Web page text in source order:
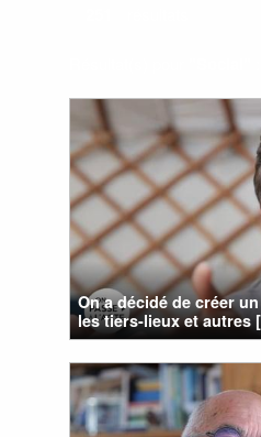
On a décidé de créer
les tiers-lieux et autres